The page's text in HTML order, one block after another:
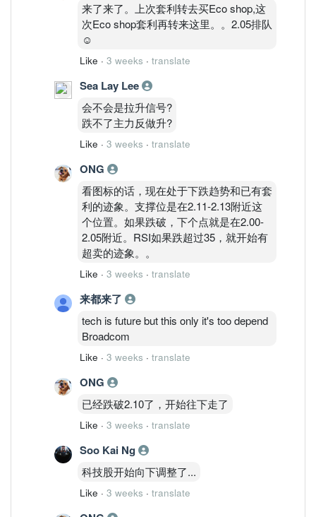
来了来了。上次套利转去买Eco shop,这
次Eco shop套利再转来这里。。2.05排队
☺️
Like · 3 weeks · translate
Sea Lay Lee
会不会是拉升信号?
跌不了主力反做升?
Like · 3 weeks · translate
ONG
看图标的话，现在处于下跌趋势和已有套
利的迹象。支撑位是在2.11-2.13附近这
个位置。如果跌破，下个点就是在2.00-
2.05附近。RSI如果跌超过35，就开始有
超卖的迹象。。
Like · 3 weeks · translate
来都来了
tech is future but this only it's too depend
Broadcom
Like · 3 weeks · translate
ONG
已经跌破2.10了，开始往下走了
Like · 3 weeks · translate
Soo Kai Ng
科技股开始向下调整了...
Like · 3 weeks · translate